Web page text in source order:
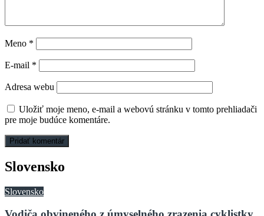
Meno *
E-mail *
Adresa webu
Uložiť moje meno, e-mail a webovú stránku v tomto prehliadači
pre moje budúce komentáre.
Slovensko
Slovensko